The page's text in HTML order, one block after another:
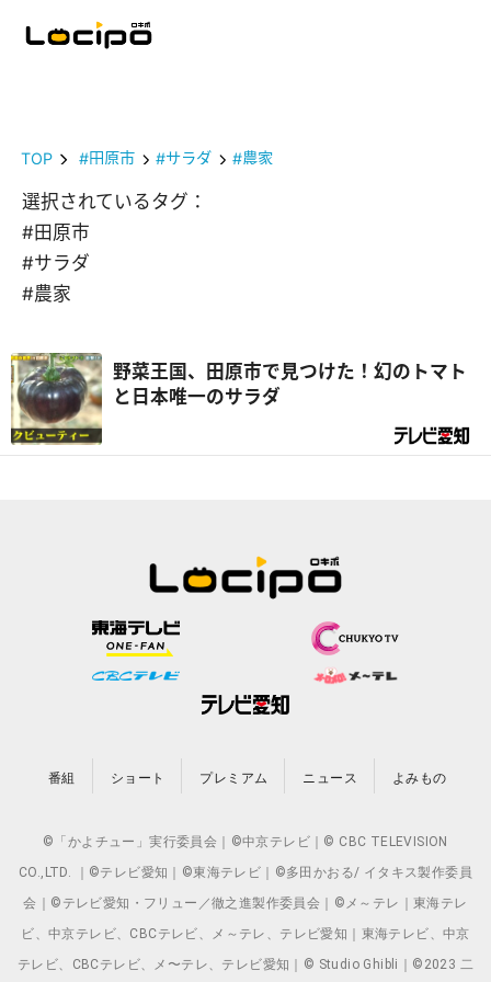
TOP #田原市 #サラダ #農家
選択されているタグ：
#田原市
#サラダ
#農家
野菜王国、田原市で見つけた！幻のトマト
と日本唯一のサラダ
番組 ショート プレミアム ニュース よみもの
©「かよチュー」実行委員会｜©中京テレビ｜© CBC TELEVISION
CO.,LTD. ｜©テレビ愛知｜©東海テレビ｜©多田かおる/ イタキス製作委員
会｜©テレビ愛知・フリュー／徹之進製作委員会｜©メ～テレ｜東海テレ
ビ、中京テレビ、CBCテレビ、メ～テレ、テレビ愛知｜東海テレビ、中京
テレビ、CBCテレビ、メ〜テレ、テレビ愛知｜© Studio Ghibli｜©2023 二